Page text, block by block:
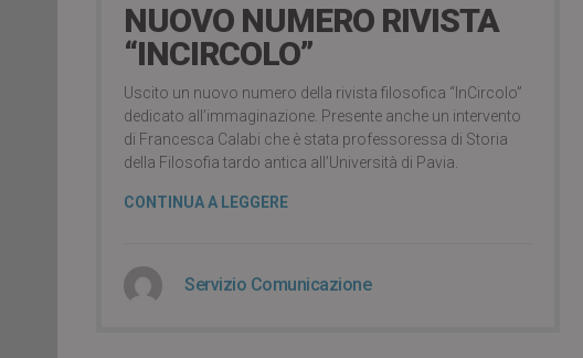
NUOVO NUMERO RIVISTA
“INCIRCOLO”
Uscito un nuovo numero della rivista filosofica “InCircolo”
dedicato all’immaginazione. Presente anche un intervento
di Francesca Calabi che è stata professoressa di Storia
della Filosofia tardo antica all’Università di Pavia.
CONTINUA A LEGGERE
Servizio Comunicazione